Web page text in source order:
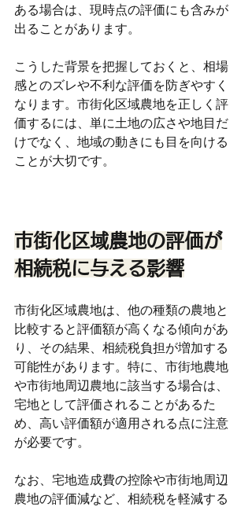
ある場合は、現時点の評価にも含みが
出ることがあります。
こうした背景を把握しておくと、相場
感とのズレや不利な評価を防ぎやすく
なります。市街化区域農地を正しく評
価するには、単に土地の広さや地目だ
けでなく、地域の動きにも目を向ける
ことが大切です。
市街化区域農地の評価が
相続税に与える影響
市街化区域農地は、他の種類の農地と
比較すると評価額が高くなる傾向があ
り、その結果、相続税負担が増加する
可能性があります。特に、市街地農地
や市街地周辺農地に該当する場合は、
宅地として評価されることがあるた
め、高い評価額が適用される点に注意
が必要です。
なお、宅地造成費の控除や市街地周辺
農地の評価減など、相続税を軽減する